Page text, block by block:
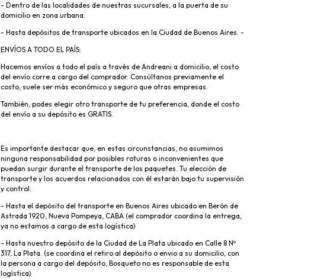
- Dentro de las localidades de nuestras sucursales, a la puerta de su
domicilio en zona urbana.
- Hasta depósitos de transporte ubicados en la Ciudad de Buenos Aires. -
ENVÍOS A TODO EL PAÍS:
Hacemos envíos a todo el país a través de Andreani a domicilio, el costo
del envío corre a cargo del comprador. Consúltanos previamente el
costo, suele ser más económico y seguro que otras empresas.
También, podes elegir otro transporte de tu preferencia, donde el costo
del envío a su depósito es GRATIS.
Es importante destacar que, en estas circunstancias, no asumimos
ninguna responsabilidad por posibles roturas o inconvenientes que
puedan surgir durante el transporte de los paquetes. Tu elección de
transporte y los acuerdos relacionados con él estarán bajo tu supervisión
y control.
- Hasta el depósito del transporte en Buenos Aires ubicado en Berón de
Astrada 1920, Nueva Pompeya, CABA (el comprador coordina la entrega,
ya no estamos a cargo de esta logística)
- Hasta nuestro depósito de la Ciudad de La Plata ubicado en Calle 8 Nº
317, La Plata. (se coordina el retiro al depósito o envio a su domicilio, con
la persona a cargo del depósito, Bosqueto no es responsable de esta
logística)